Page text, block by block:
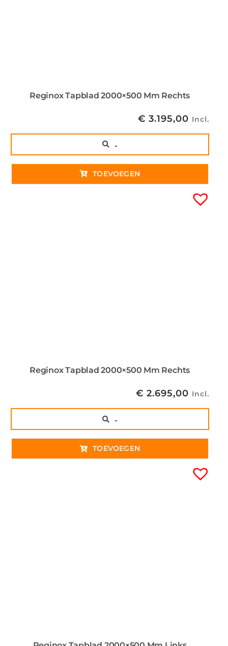
Reginox Tapblad 2000×500 Mm Rechts
€ 3.195,00 Incl.
..
TOEVOEGEN
Reginox Tapblad 2000×500 Mm Rechts
€ 2.695,00 Incl.
..
TOEVOEGEN